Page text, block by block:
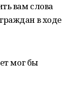
вам слова
в ходе
мог бы